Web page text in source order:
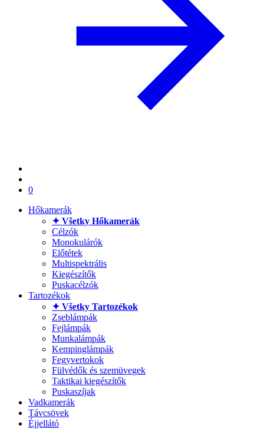
0
Hőkamerák
✦ Všetky Hőkamerák
Célzók
Monokulárók
Előtétek
Multispektrális
Kiegészítők
Puskacélzók
Tartozékok
✦ Všetky Tartozékok
Zseblámpák
Fejlámpák
Munkalámpák
Kempinglámpák
Fegyvertokok
Fülvédők és szemüvegek
Taktikai kiegészítők
Puskaszíjak
Vadkamerák
Távcsövek
Éjjellátó